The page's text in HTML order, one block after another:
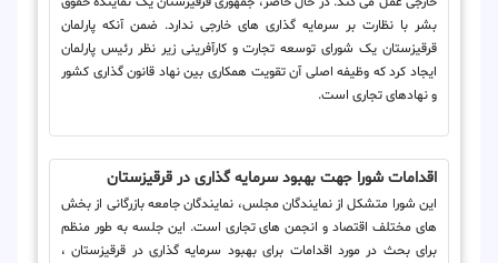
بشر با نظارت بر سرمایه گذاری های خارجی ندارد. ضمن آنکه پارلمان
قرقیزستان یک شورای توسعه تجارت و کارآفرینی زیر نظر رئیس پارلمان
ایجاد کرد که وظیفه اصلی آن تقویت همکاری بین نهاد قانون گذاری کشور
و نهادهای تجاری است.
اقدامات شورا جهت بهبود سرمایه گذاری در قرقیزستان
این شورا متشکل از نمایندگان مجلس، نمایندگان جامعه بازرگانی از بخش
های مختلف اقتصاد و انجمن های تجاری است. این جلسه به طور منظم
برای بحث در مورد اقدامات برای بهبود سرمایه گذاری در قرقیزستان ،